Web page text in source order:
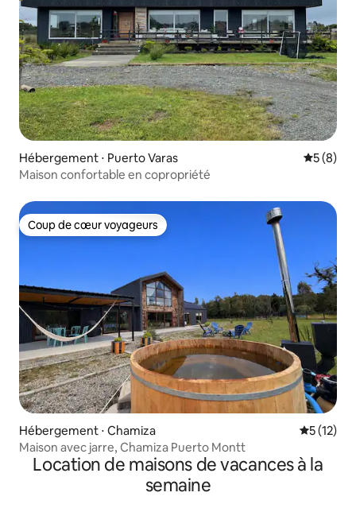
Hébergement ⋅ Puerto Varas
5 (8)
Maison confortable en copropriété
Coup de cœur voyageurs
Coup de cœur voyageurs
Hébergement ⋅ Chamiza
5 (12)
Maison avec jarre, Chamiza Puerto Montt
Location de maisons de vacances à la
semaine